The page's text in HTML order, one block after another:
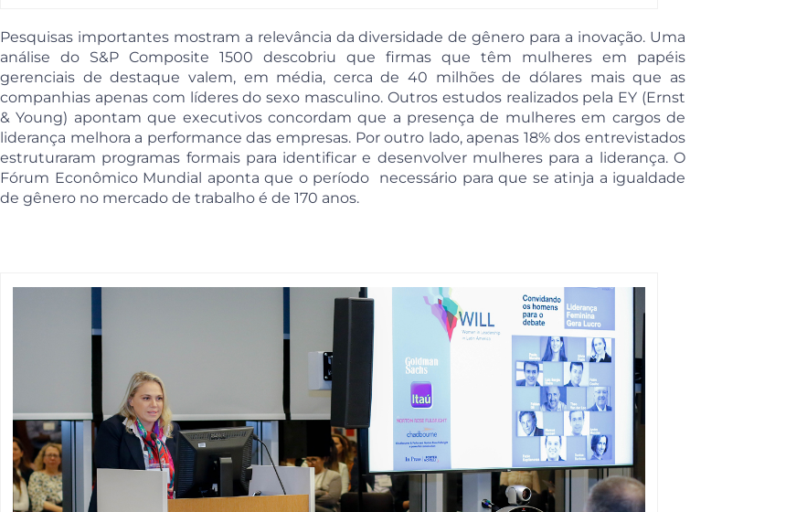
Pesquisas importantes mostram a relevância da diversidade de gênero para a inovação. Uma
análise do S&P Composite 1500 descobriu que firmas que têm mulheres em papéis
gerenciais de destaque valem, em média, cerca de 40 milhões de dólares mais que as
companhias apenas com líderes do sexo masculino. Outros estudos realizados pela EY (Ernst
& Young) apontam que executivos concordam que a presença de mulheres em cargos de
liderança melhora a performance das empresas. Por outro lado, apenas 18% dos entrevistados
estruturaram programas formais para identificar e desenvolver mulheres para a liderança. O
Fórum Econômico Mundial aponta que o período necessário para que se atinja a igualdade
de gênero no mercado de trabalho é de 170 anos.